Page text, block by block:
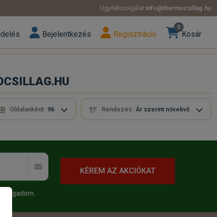
Ügyfélszolgálat:info@thermocsillag.hu
Bejelentkezés Regisztráció
0
Kosár
Oldalanként: 96 Rendezés: Ár szerint növekvő
KÉREM AZ AKCIÓKAT